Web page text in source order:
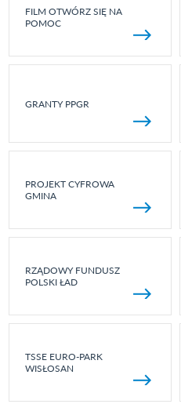
FILM OTWÓRZ SIĘ NA
POMOC
GRANTY PPGR
PROJEKT CYFROWA
GMINA
RZĄDOWY FUNDUSZ
POLSKI ŁAD
TSSE EURO-PARK
WISŁOSAN